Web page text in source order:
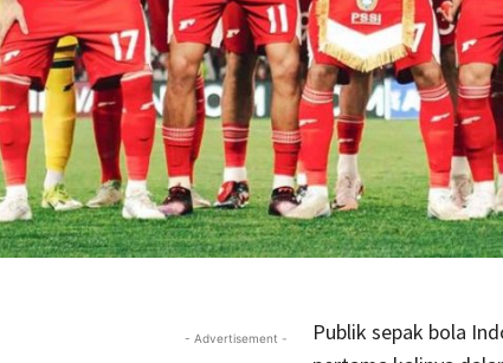
- Advertisement -
Publik sepak bola